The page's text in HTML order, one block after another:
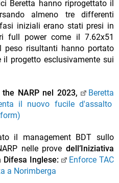
Beretta hanno riprogettato il
almeno tre differenti
iniziali erano stati presi in
full power come il 7.62x51
peso risultanti hanno portato
progetto esclusivamente sui
NARP nel 2023,
Beretta
il nuovo fucile d'assalto
il management BDT sullo
nelle prove dell’Iniziativa
Difesa Inglese:
Enforce TAC
a Norimberga